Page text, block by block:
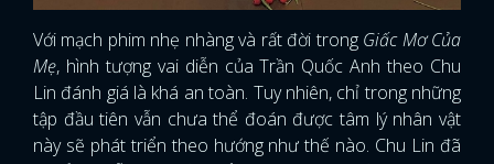
Với mạch phim nhẹ nhàng và rất đời trongGiấc Mơ Của
Mẹ, hình tượng vai diễn của Trần Quốc Anh theo Chu
Lin đánh giá là khá an toàn. Tuy nhiên, chỉ trong những
tập đầu tiên vẫn chưa thể đoán được tâm lý nhân vật
này sẽ phát triển theo hướng như thế nào. Chu Lin đã